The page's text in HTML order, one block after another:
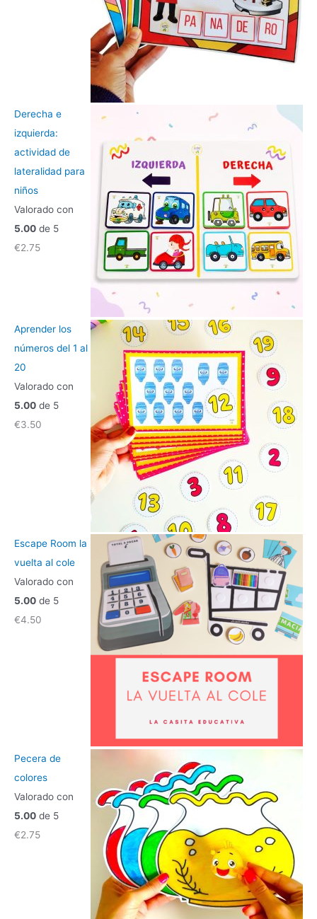
Derecha e
izquierda:
actividad de
lateralidad para
niños
Valorado con
5.00 de 5
€2.75
Aprender los
números del 1 al
20
Valorado con
5.00 de 5
€3.50
Escape Room la
vuelta al cole
Valorado con
5.00 de 5
€4.50
Pecera de
colores
Valorado con
5.00 de 5
€2.75